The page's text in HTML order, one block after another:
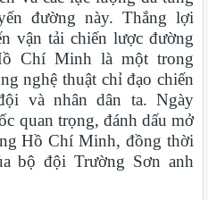
đường này. Thắng lợi
vận tải chiến lược đường
Chí Minh là một trong
nghệ thuật chỉ đạo chiến
và nhân dân ta. Ngày
quan trọng, đánh dấu mở
Hồ Chí Minh, đồng thời
bộ đội Trường Sơn anh